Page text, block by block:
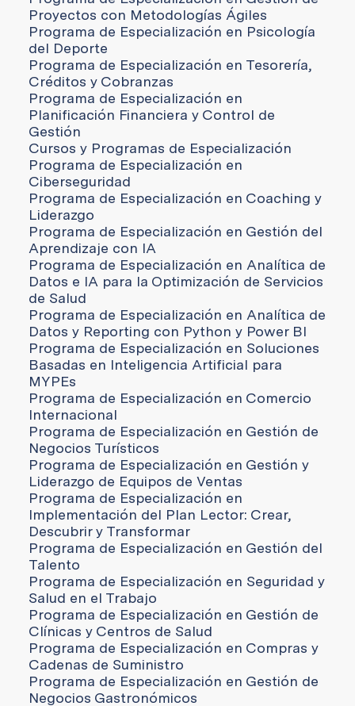
Proyectos con Metodologías Ágiles
Programa de Especialización en Psicología
del Deporte
Programa de Especialización en Tesorería,
Créditos y Cobranzas
Programa de Especialización en
Planificación Financiera y Control de
Gestión
Cursos y Programas de Especialización
Programa de Especialización en
Ciberseguridad
Programa de Especialización en Coaching y
Liderazgo
Programa de Especialización en Gestión del
Aprendizaje con IA
Programa de Especialización en Analítica de
Datos e IA para la Optimización de Servicios
de Salud
Programa de Especialización en Analítica de
Datos y Reporting con Python y Power BI
Programa de Especialización en Soluciones
Basadas en Inteligencia Artificial para
MYPEs
Programa de Especialización en Comercio
Internacional
Programa de Especialización en Gestión de
Negocios Turísticos
Programa de Especialización en Gestión y
Liderazgo de Equipos de Ventas
Programa de Especialización en
Implementación del Plan Lector: Crear,
Descubrir y Transformar
Programa de Especialización en Gestión del
Talento
Programa de Especialización en Seguridad y
Salud en el Trabajo
Programa de Especialización en Gestión de
Clínicas y Centros de Salud
Programa de Especialización en Compras y
Cadenas de Suministro
Programa de Especialización en Gestión de
Negocios Gastronómicos